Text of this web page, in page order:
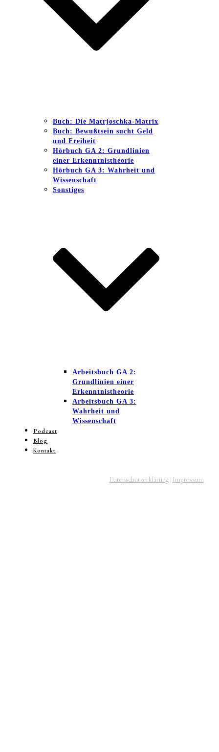
Buch: Die Matrjoschka-Matrix
Buch: Bewußtsein sucht Geld
und Freiheit
Hörbuch GA 2: Grundlinien
einer Erkenntnistheorie
Hörbuch GA 3: Wahrheit und
Wissenschaft
Sonstiges
Arbeitsbuch GA 2:
Grundlinien einer
Erkenntnistheorie
Arbeitsbuch GA 3:
Wahrheit und
Wissenschaft
Podcast
Blog
Kontakt
Datenschutzerklärung Impressum